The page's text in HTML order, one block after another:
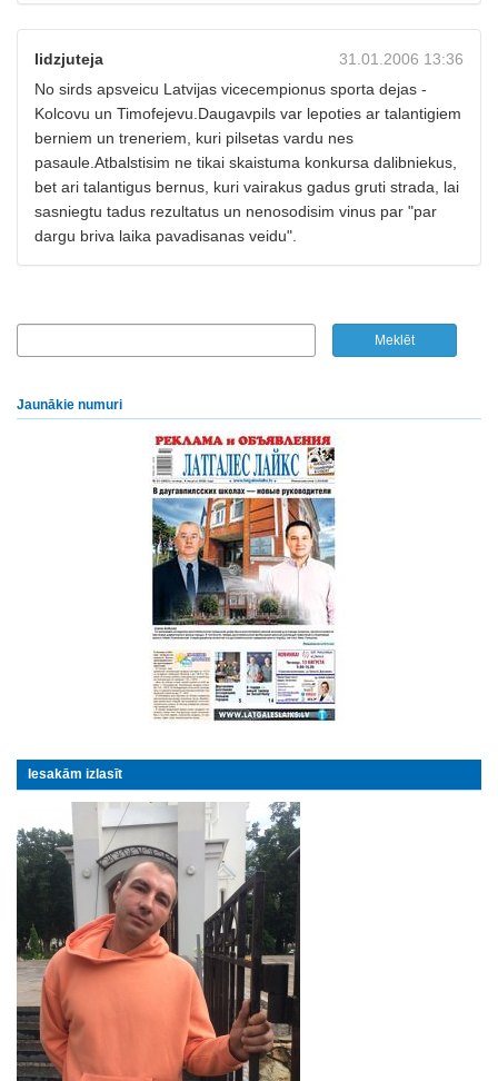
31.01.2006 13:36
lidzjuteja
No sirds apsveicu Latvijas vicecempionus sporta dejas -
Kolcovu un Timofejevu.Daugavpils var lepoties ar talantigiem
berniem un treneriem, kuri pilsetas vardu nes
pasaule.Atbalstisim ne tikai skaistuma konkursa dalibniekus,
bet ari talantigus bernus, kuri vairakus gadus gruti strada, lai
sasniegtu tadus rezultatus un nenosodisim vinus par "par
dargu briva laika pavadisanas veidu".
Jaunākie numuri
Iesakām izlasīt